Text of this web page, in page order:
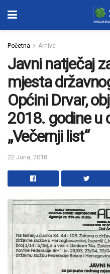
Početna Arhiva
Javni natječaj
mjesta
Općini Drvar,
2018. godine u
„Večernji list“
22 Juna, 2018